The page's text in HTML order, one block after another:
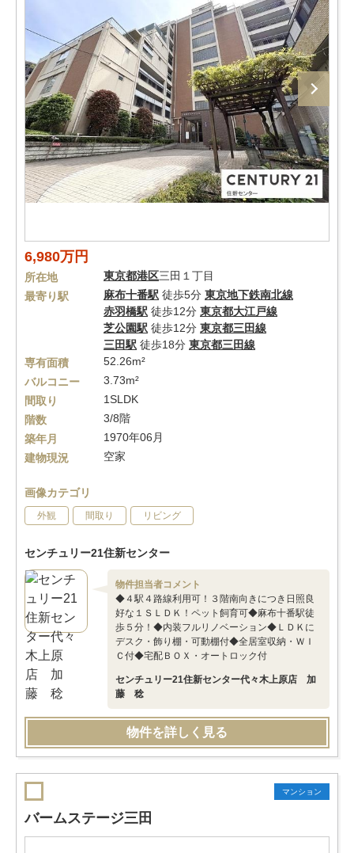
6,980万円
所在地 東京都港区三田１丁目
最寄り駅
麻布十番駅 徒歩5分 東京地下鉄南北線
赤羽橋駅 徒歩12分 東京都大江戸線
芝公園駅 徒歩12分 東京都三田線
三田駅 徒歩18分 東京都三田線
専有面積
52.26m²
バルコニー
3.73m²
間取り
1SLDK
階数
3/8階
築年月
1970年06月
建物現況
空家
画像カテゴリ
外観 間取り リビング
センチュリー21住新センター
物件担当者コメント
◆４駅４路線利用可！３階南向きにつき日照良
好な１ＳＬＤＫ！ペット飼育可◆麻布十番駅徒
歩５分！◆内装フルリノベーション◆ＬＤＫに
デスク・飾り棚・可動棚付◆全居室収納・ＷＩ
Ｃ付◆宅配ＢＯＸ・オートロック付
センチュリー21住新センター代々木上原店 加
藤 稔
物件を詳しく見る
マンション
バームステージ三田